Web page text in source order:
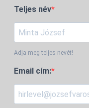
Teljes név
Adja meg teljes nevét!
Email cím: